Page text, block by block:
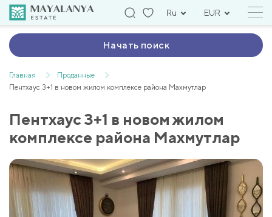
Ru EUR
Начать поиск
Главная
Проданные
Пентхаус 3+1 в новом жилом комплексе района Махмутлар
Пентхаус 3+1 в новом жилом
комплексе района Махмутлар